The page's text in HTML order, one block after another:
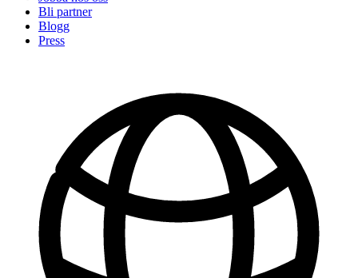
Bli partner
Blogg
Press